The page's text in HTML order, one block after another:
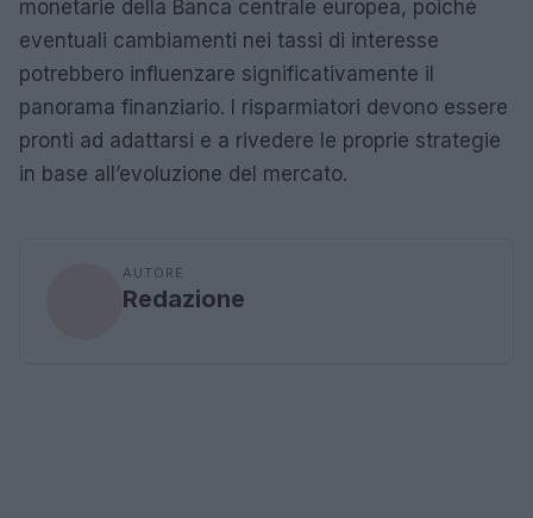
monetarie della Banca centrale europea, poiché
eventuali cambiamenti nei tassi di interesse
potrebbero influenzare significativamente il
panorama finanziario. I risparmiatori devono essere
pronti ad adattarsi e a rivedere le proprie strategie
in base all’evoluzione del mercato.
AUTORE
Redazione